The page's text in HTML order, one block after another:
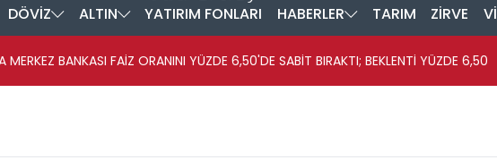
DÖVİZ ALTIN YATIRIM FONLARI HABERLER TARIM ZİRVE
MERKEZ BANKASI FAİZ ORANINI YÜZDE 6,50'DE SABİT BIRAKTI; BEKLENTİ YÜZDE 6,50